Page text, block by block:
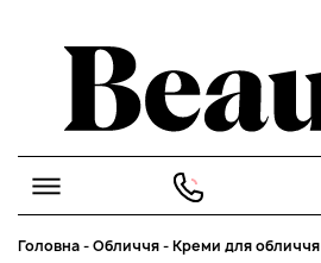
Головна-Обличчя-Креми для обличчя